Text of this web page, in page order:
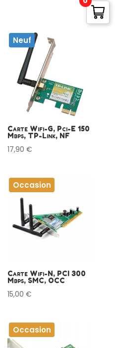
Neuf
Carte Wifi-G, Pci-E 150
Mbps, TP-Link, NF
17,90€
Occasion
Carte Wifi-N, PCI 300
Mbps, SMC, OCC
15,00€
Occasion